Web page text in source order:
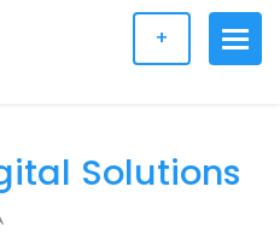
+
Solutions